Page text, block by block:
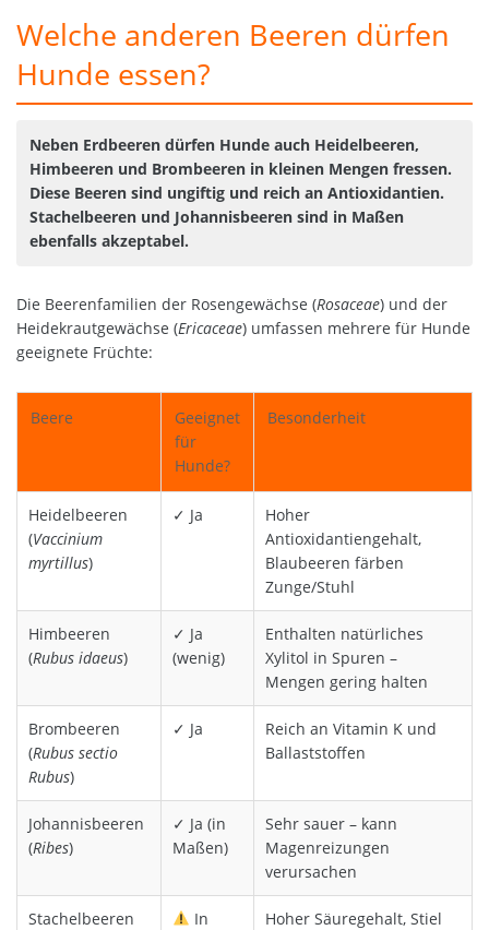
Welche anderen Beeren dürfen
Hunde essen?
Neben Erdbeeren dürfen Hunde auch Heidelbeeren,
Himbeeren und Brombeeren in kleinen Mengen fressen.
Diese Beeren sind ungiftig und reich an Antioxidantien.
Stachelbeeren und Johannisbeeren sind in Maßen
ebenfalls akzeptabel.
Die Beerenfamilien der Rosengewächse (Rosaceae) und der
Heidekrautgewächse (Ericaceae) umfassen mehrere für Hunde
geeignete Früchte:
Beere
Geeignet
für
Hunde?
Besonderheit
Heidelbeeren
(Vaccinium
myrtillus)
✓ Ja
Hoher
Antioxidantiengehalt,
Blaubeeren färben
Zunge/Stuhl
Himbeeren
(Rubus idaeus)
✓ Ja
(wenig)
Enthalten natürliches
Xylitol in Spuren –
Mengen gering halten
Brombeeren
(Rubus sectio
Rubus)
✓ Ja
Reich an Vitamin K und
Ballaststoffen
Johannisbeeren
(Ribes)
✓ Ja (in
Maßen)
Sehr sauer – kann
Magenreizungen
verursachen
Stachelbeeren
In
Hoher Säuregehalt, Stiel